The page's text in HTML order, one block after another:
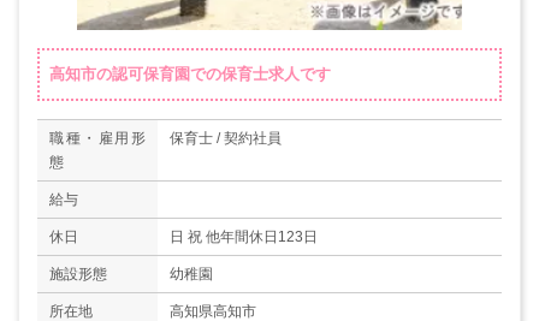
高知市の認可保育園での保育士求人です
職種・雇用形
態
保育士 / 契約社員
給与
休日 日 祝 他年間休日123日
施設形態 幼稚園
所在地 高知県高知市